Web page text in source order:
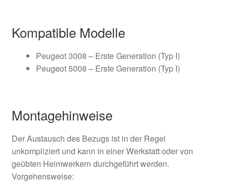
Kompatible Modelle
Peugeot 3008 – Erste Generation (Typ I)
Peugeot 5008 – Erste Generation (Typ I)
Montagehinweise
Der Austausch des Bezugs ist in der Regel
unkompliziert und kann in einer Werkstatt oder von
geübten Heimwerkern durchgeführt werden.
Vorgehensweise: